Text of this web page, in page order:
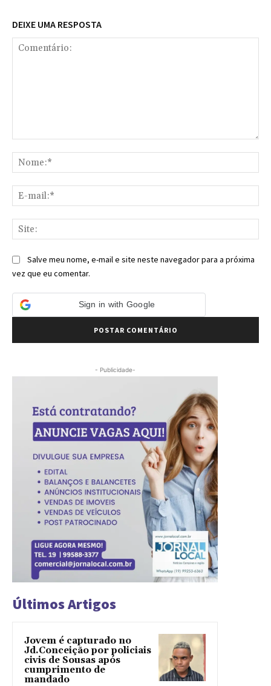
DEIXE UMA RESPOSTA
Salve meu nome, e-mail e site neste navegador para a próxima
vez que eu comentar.
Sign in with Google
- Publicidade-
Últimos Artigos
Jovem é capturado no
Jd.Conceição por policiais
civis de Sousas após
cumprimento de
mandado